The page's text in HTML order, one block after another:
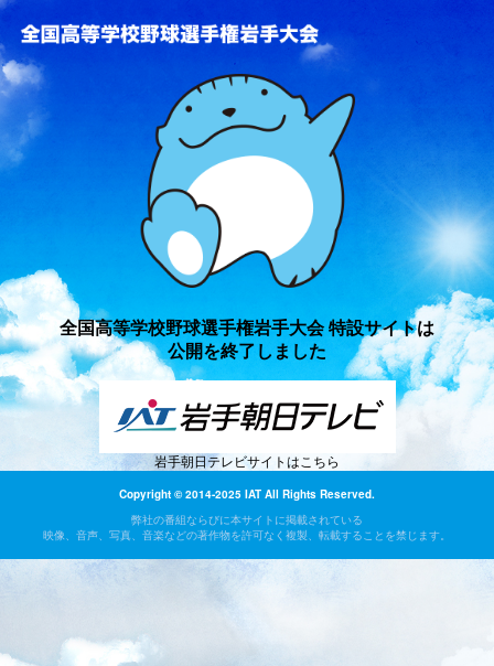
全国高等学校野球選手権岩手大会 特設サイトは
公開を終了しました
岩手朝日テレビサイトはこちら
Copyright © 2014-2025 IAT All Rights Reserved.
弊社の番組ならびに本サイトに掲載されている
映像、音声、写真、音楽などの著作物を許可なく複製、転載することを禁じます。